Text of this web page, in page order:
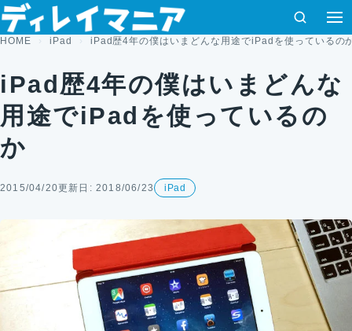
コンテンツへスキップ
検索
HOME iPad iPad歴4年の僕はいまどんな用途でiPadを使っているの
iPad歴4年の僕はいまどんな
用途でiPadを使っているの
か
2015/04/20更新日: 2018/06/23 iPad